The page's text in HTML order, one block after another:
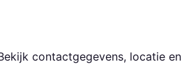
contactgegevens, locatie en